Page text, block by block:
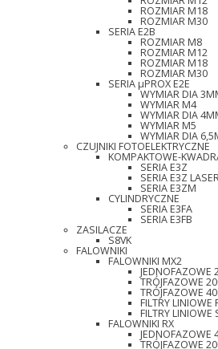
ROZMIAR M18
ROZMIAR M30
SERIA E2B
ROZMIAR M8
ROZMIAR M12
ROZMIAR M18
ROZMIAR M30
SERIA µPROX E2E
WYMIAR DIA
WYMIAR M4
WYMIAR DIA
WYMIAR M5
WYMIAR DIA
CZUJNIKI FOTOELEKTRYCZNE
KOMPAKTOWE-
SERIA E3Z
SERIA E3Z
SERIA E3ZM
CYLINDRYCZNE
SERIA E3FA
SERIA E3FB
ZASILACZE
S8VK
FALOWNIKI
FALOWNIKI MX2
JEDNOFAZOWE
TRÓJFAZOWE
TRÓJFAZOWE
FILTRY LINIOWE
FILTRY LINIOWE
FALOWNIKI RX
JEDNOFAZOWE
TRÓJFAZOWE